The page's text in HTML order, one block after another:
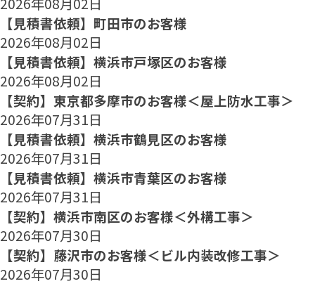
【見積書依頼】町田市のお客様
2026年08月02日
【見積書依頼】横浜市戸塚区のお客様
2026年08月02日
【契約】東京都多摩市のお客様＜屋上防水工事＞
2026年07月31日
【見積書依頼】横浜市鶴見区のお客様
2026年07月31日
【見積書依頼】横浜市青葉区のお客様
2026年07月31日
【契約】横浜市南区のお客様＜外構工事＞
2026年07月30日
【契約】藤沢市のお客様＜ビル内装改修工事＞
2026年07月30日